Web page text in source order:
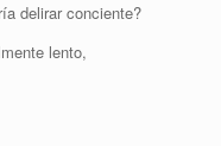
delirar conciente?
lento,